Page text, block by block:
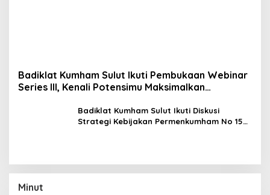
Badiklat Kumham Sulut Ikuti Pembukaan Webinar
Series III, Kenali Potensimu Maksimalkan
Badiklat Kumham Sulut Ikuti Diskusi
Strategi Kebijakan Permenkumham No 15
Minut